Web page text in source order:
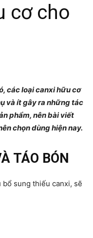
Chia
sẻ
cơ cho
các loại canxi hữu cơ
và ít gây ra những tác
phẩm, nên bài viết
chọn dùng hiện nay.
TÁO BÓN
bổ sung thiếu canxi, sẽ